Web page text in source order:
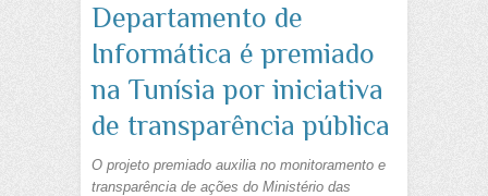
Departamento de
Informática é premiado
na Tunísia por iniciativa
de transparência pública
O projeto premiado auxilia no monitoramento e
transparência de ações do Ministério das